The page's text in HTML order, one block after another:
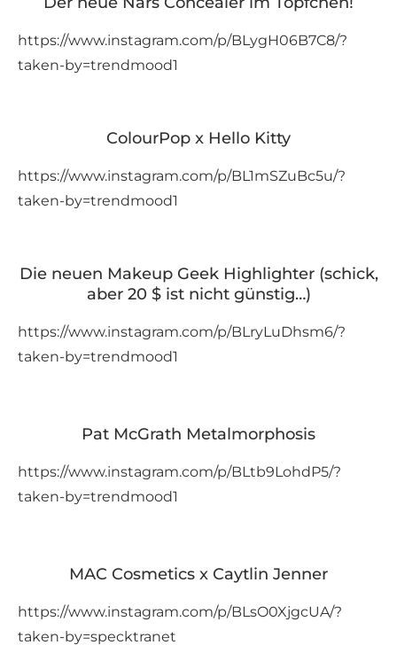
https://www.instagram.com/p/BLygH06B7C8/?
taken-by=trendmood1
ColourPop x Hello Kitty
https://www.instagram.com/p/BL1mSZuBc5u/?
taken-by=trendmood1
Die neuen Makeup Geek Highlighter (schick,
aber 20 $ ist nicht günstig…)
https://www.instagram.com/p/BLryLuDhsm6/?
taken-by=trendmood1
Pat McGrath Metalmorphosis
https://www.instagram.com/p/BLtb9LohdP5/?
taken-by=trendmood1
MAC Cosmetics x Caytlin Jenner
https://www.instagram.com/p/BLsO0XjgcUA/?
taken-by=specktranet